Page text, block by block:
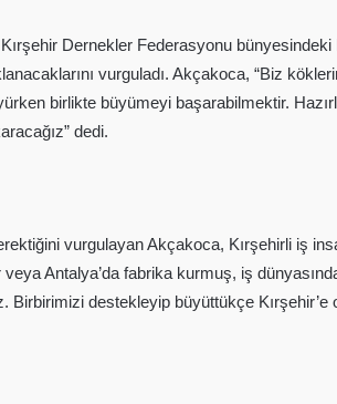
Dernekler Federasyonu
vurguladı. Akçakoca, “Biz
birlikte büyümeyi başarabilmektir.
dedi.
vurgulayan Akçakoca, Kırşehirli iş
Antalya’da fabrika kurmuş, iş
destekleyip büyüttükçe Kırşehir’e